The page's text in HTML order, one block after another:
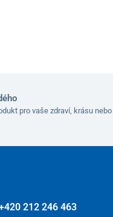
pro vaše zdraví, krásu nebo
212 246 463